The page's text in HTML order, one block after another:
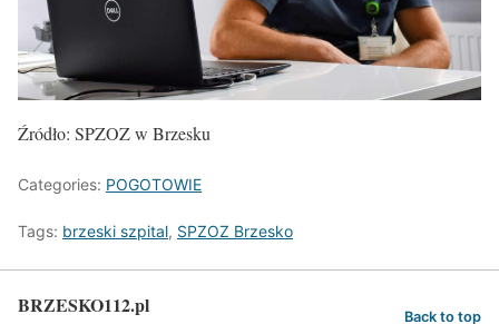
Źródło: SPZOZ w Brzesku
Categories: POGOTOWIE
Tags: brzeski szpital, SPZOZ Brzesko
BRZESKO112.pl Back to top